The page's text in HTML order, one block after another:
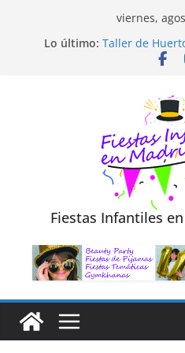
viernes,
Lo último: Taller de
TALLER
Diseño de
Fiestas Infantiles